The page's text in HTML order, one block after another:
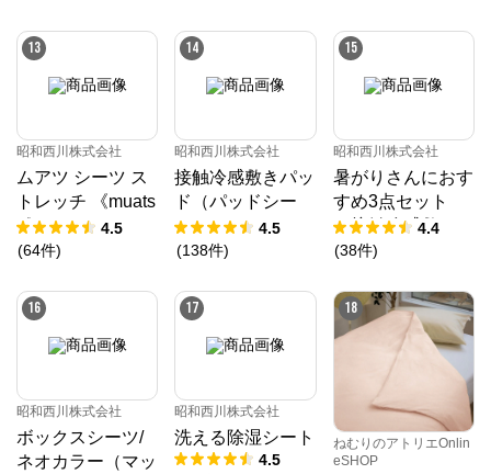
13
昭和西川株式会社
ムアツ シーツ ス
トレッチ 《muats
u》
4.5
(64件)
14
昭和西川株式会社
接触冷感敷きパッ
ド（パッドシー
ツ）
4.5
(138件)
15
昭和西川株式会社
暑がりさんにおす
すめ3点セット
（接触冷感敷きパ
ッド、接触冷感ケ
パッド）
4.4
(38件)
16
昭和西川株式会社
ボックスシーツ/
ネオカラー（マッ
17
昭和西川株式会社
洗える除湿シート
4.5
18
ねむりのアトリエOnlin
eSHOP